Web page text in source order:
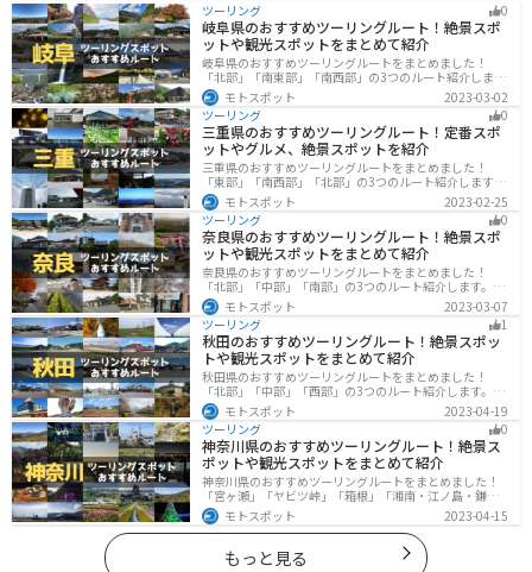
ツーリング 0
岐阜県のおすすめツーリングルート！絶景スポ
ットや観光スポットをまとめて紹介
岐阜県のおすすめツーリングルートをまとめました！
「北部」「南東部」「南西部」の3つのルート紹介しま
す。自然豊かな山が充実しており、山を生かした施設や
グルメ、絶景スポットなど、自然を満喫するツーリング
ができます。バイクで岐阜県にツーリングに行く際は参
考にしてください。
モトスポット
2023-03-02
ツーリング
0
三重県のおすすめツーリングルート！定番スポ
ットやグルメ、絶景スポットを紹介
三重県のおすすめツーリングルートをまとめました！
「東部」「南西部」「北部」の3つのルート紹介します。
標高の高いスカイラインからリアス式海岸まであるの
で、飽きることなくツーリングを堪能できます。バイク
で三重県にツーリングに行く際は参考にしてください。
モトスポット
2023-02-25
ツーリング
0
奈良県のおすすめツーリングルート！絶景スポ
ットや観光スポットをまとめて紹介
奈良県のおすすめツーリングルートをまとめました！
「北部」「中部」「南部」の3つのルート紹介します。歴
史のある神社寺院が多数あり、自然豊かや山々、グルメ
を満喫するツーリングができます。バイクで奈良県にツ
ーリングに行く際は参考にしてください。
モトスポット
2023-03-07
ツーリング
1
秋田のおすすめツーリングルート！絶景スポッ
トや観光スポットをまとめて紹介
秋田県のおすすめツーリングルートをまとめました！
「北部」「中部」「西部」の3つのルート紹介します。自
然豊かな山々や湖、温泉地が点在し、四季折々の景色を
楽しめるスポットが多数あります。バイクで秋田県にツ
ーリングに行く際は参考にしてください。
モトスポット
2023-04-19
ツーリング
0
神奈川県のおすすめツーリングルート！絶景ス
ポットや観光スポットをまとめて紹介
神奈川県のおすすめツーリングルートをまとめました！
「宮ヶ瀬」「ヤビツ峠」「箱根」「湘南・江ノ島・鎌
倉」「三浦」「みなとみらい」の6つのルート紹介しま
す。自然豊かなスポット、歴史ある観光名所、都市部で
楽しめるツーリングスポットまで多数あります。バイク
で神奈川県にツーリングに行く際は参考にしてくださ
モトスポット 2023-04-15
もっと見る